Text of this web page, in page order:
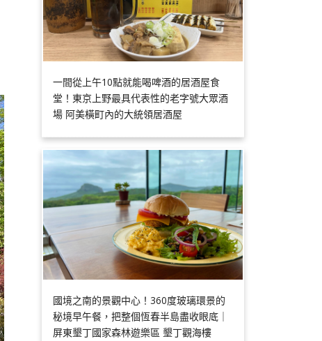
一間從上午10點就能喝啤酒的居酒屋食
堂！東京上野最具代表性的老字號大眾酒
場 阿美橫町內的大統領居酒屋
國境之南的景觀中心！360度玻璃環景的
秘境早午餐，把整個恆春半島盡收眼底｜
屏東墾丁國家森林遊樂區 墾丁觀海樓